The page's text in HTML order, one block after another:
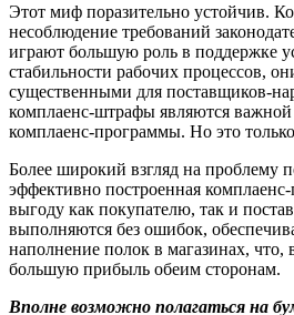
Этот миф поразительно устойчив.
несоблюдение требований
играют большую роль в поддержке
стабильности рабочих процессов,
существенными для поставщиков-
комплаенс-штрафы являются
комплаенс-программы. Но это
Более широкий взгляд на проблему
эффективно построенная
выгоду как покупателю, так и
выполняются без ошибок,
наполнение полок в магазинах, что,
большую прибыль обеим сторонам.
Вполне возможно полагаться на